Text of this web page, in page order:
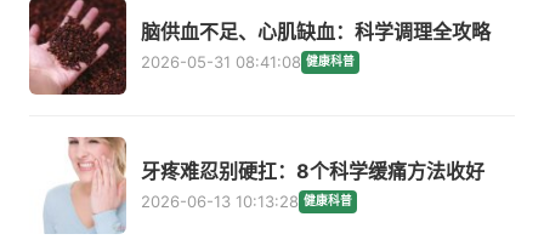
脑供血不足、心肌缺血：科学调理全攻略
2026-05-31 08:41:08 健康科普
牙疼难忍别硬扛：8个科学缓痛方法收好
2026-06-13 10:13:28 健康科普